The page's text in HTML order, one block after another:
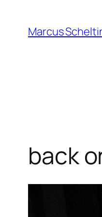
Inhalt
springen
Marcus
back